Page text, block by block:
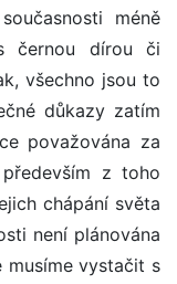
méně
černou dírou či
všechno jsou to
důkazy zatím
považována za
z toho
chápání světa
není plánována
musíme vystačit s